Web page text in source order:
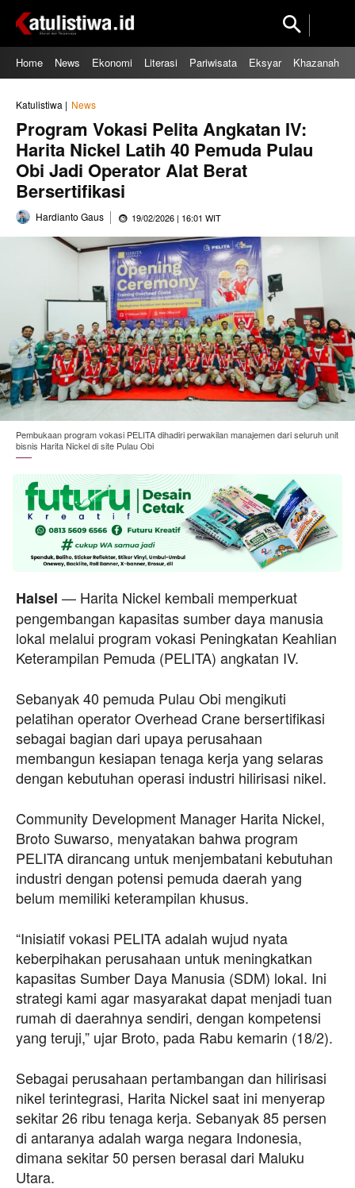
Home News Ekonomi Literasi Pariwisata Eksyar Khazanah
Katulistiwa | News
Program Vokasi Pelita Angkatan IV:
Harita Nickel Latih 40 Pemuda Pulau
Obi Jadi Operator Alat Berat
Bersertifikasi
Hardianto Gaus 19/02/2026 | 16:01 WIT
Pembukaan program vokasi PELITA dihadiri perwakilan manajemen dari seluruh unit
bisnis Harita Nickel di site Pulau Obi
Halsel — Harita Nickel kembali memperkuat
pengembangan kapasitas sumber daya manusia
lokal melalui program vokasi Peningkatan Keahlian
Keterampilan Pemuda (PELITA) angkatan IV.
Sebanyak 40 pemuda Pulau Obi mengikuti
pelatihan operator Overhead Crane bersertifikasi
sebagai bagian dari upaya perusahaan
membangun kesiapan tenaga kerja yang selaras
dengan kebutuhan operasi industri hilirisasi nikel.
Community Development Manager Harita Nickel,
Broto Suwarso, menyatakan bahwa program
PELITA dirancang untuk menjembatani kebutuhan
industri dengan potensi pemuda daerah yang
belum memiliki keterampilan khusus.
“Inisiatif vokasi PELITA adalah wujud nyata
keberpihakan perusahaan untuk meningkatkan
kapasitas Sumber Daya Manusia (SDM) lokal. Ini
strategi kami agar masyarakat dapat menjadi tuan
rumah di daerahnya sendiri, dengan kompetensi
yang teruji,” ujar Broto, pada Rabu kemarin (18/2).
Sebagai perusahaan pertambangan dan hilirisasi
nikel terintegrasi, Harita Nickel saat ini menyerap
sekitar 26 ribu tenaga kerja. Sebanyak 85 persen
di antaranya adalah warga negara Indonesia,
dimana sekitar 50 persen berasal dari Maluku
Utara.